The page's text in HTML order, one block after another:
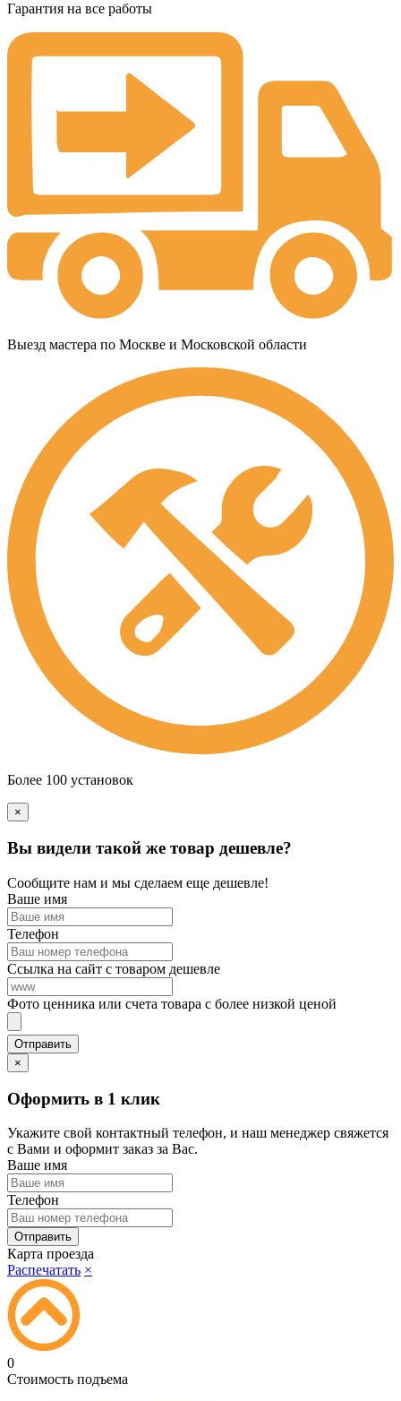
Гарантия на все работы
Выезд мастера по Москве и Московской области
Более 100 установок
×
Вы видели такой же товар дешевле?
Сообщите нам и мы сделаем еще дешевле!
Ваше имя
Телефон
Ссылка на сайт с товаром дешевле
Фото ценника или счета товара с более низкой ценой
×
Оформить в 1 клик
Укажите свой контактный телефон, и наш менеджер свяжется
с Вами и оформит заказ за Вас.
Ваше имя
Телефон
Карта проезда
Распечатать ×
0
Стоимость подъема